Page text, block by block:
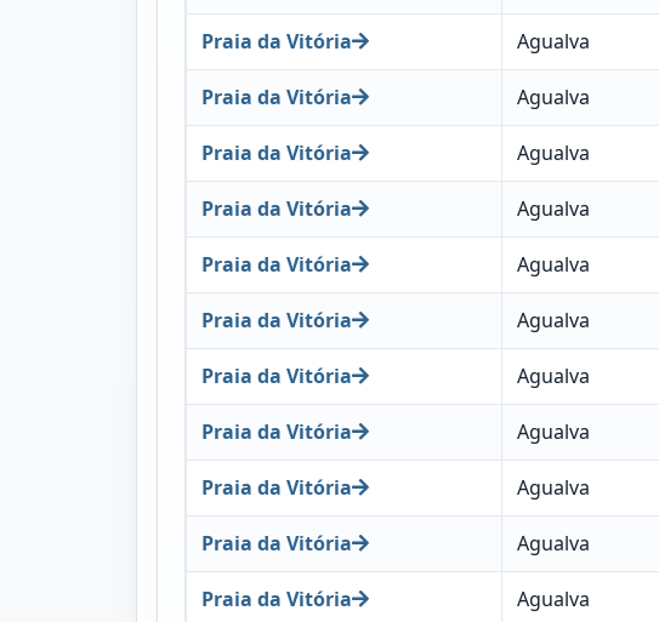
Praia da Vitória Agualva
Praia da Vitória Agualva
Praia da Vitória Agualva
Praia da Vitória Agualva
Praia da Vitória Agualva
Praia da Vitória Agualva
Praia da Vitória Agualva
Praia da Vitória Agualva
Praia da Vitória Agualva
Praia da Vitória Agualva
Praia da Vitória Agualva